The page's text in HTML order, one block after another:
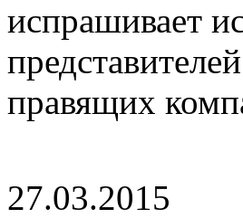
испрашивает
правящих
27.03.2015